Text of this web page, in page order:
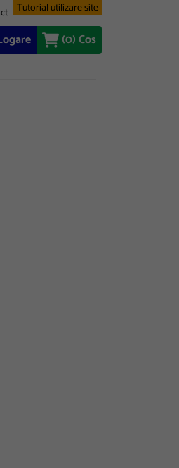
Tutorial utilizare site
(0)Cos